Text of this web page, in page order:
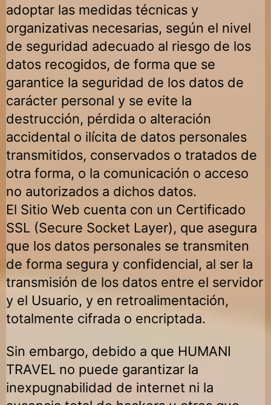
adoptar las medidas técnicas y
organizativas necesarias, según el nivel
de seguridad adecuado al riesgo de los
datos recogidos, de forma que se
garantice la seguridad de los datos de
carácter personal y se evite la
destrucción, pérdida o alteración
accidental o ilícita de datos personales
transmitidos, conservados o tratados de
otra forma, o la comunicación o acceso
no autorizados a dichos datos.
El Sitio Web cuenta con un Certificado
SSL (Secure Socket Layer), que asegura
que los datos personales se transmiten
de forma segura y confidencial, al ser la
transmisión de los datos entre el servidor
y el Usuario, y en retroalimentación,
totalmente cifrada o encriptada.
Sin embargo, debido a que HUMANI
TRAVEL no puede garantizar la
inexpugnabilidad de internet ni la